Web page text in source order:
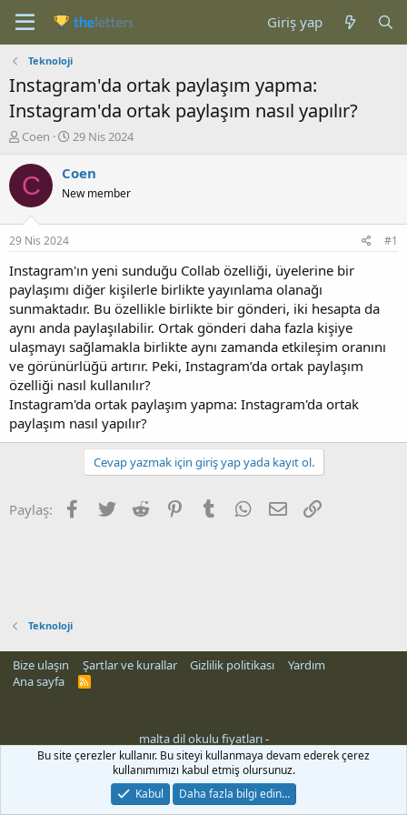
Giriş yap
Teknoloji
Instagram'da ortak paylaşım yapma:
Instagram'da ortak paylaşım nasıl yapılır?
K
n
b
u
u
b
a
l
a
t
a
n
Coen
B
ş
a
ç
a
r
h
i
29 Nis 2024
C Coen
New member
29 Nis 2024 #1
Instagram'ın yeni sunduğu Collab özelliği, üyelerine bir
paylaşımı diğer kişilerle birlikte yayınlama olanağı
sunmaktadır. Bu özellikle birlikte bir gönderi, iki hesapta da
aynı anda paylaşılabilir. Ortak gönderi daha fazla kişiye
ulaşmayı sağlamakla birlikte aynı zamanda etkileşim oranını
ve görünürlüğü artırır. Peki, Instagram’da ortak paylaşım
özelliği nasıl kullanılır?
Instagram'da ortak paylaşım yapma: Instagram'da ortak
paylaşım nasıl yapılır?
Cevap yazmak için giriş yap yada kayıt ol.
Paylaş: Facebook
Twitter Reddit PinterestTumblr WhatsApp
E-posta
Teknoloji
Bize ulaşın Şartlar ve kurallar Gizlilik politikası
Yardım
Ana sayfa
R
malta dil okulu fiyatları-
Bu site çerezler kullanır. Bu siteyi kullanmaya devam ederek çerez
kullanımımızı kabul etmiş olursunuz.
Kabul
Daha fazla bilgi edin…